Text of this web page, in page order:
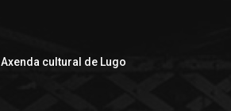
Axenda cultural de Lugo